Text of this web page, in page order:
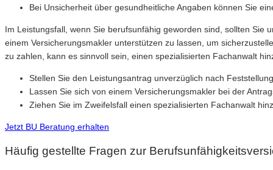
Bei Unsicherheit über gesundheitliche Angaben können Sie
Im Leistungsfall, wenn Sie berufsunfähig geworden sind, sollten
einem Versicherungsmakler unterstützen zu lassen, um
zu zahlen, kann es sinnvoll sein, einen spezialisierten Fachanwalt
Stellen Sie den Leistungsantrag unverzüglich nach
Lassen Sie sich von einem Versicherungsmakler bei der
Ziehen Sie im Zweifelsfall einen spezialisierten Fachanwalt
Jetzt BU Beratung erhalten
Häufig gestellte Fragen zur